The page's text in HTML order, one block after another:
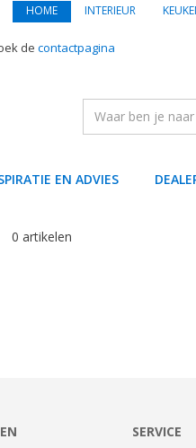
HOME INTERIEUR
de contactpagina
EN ADVIES
0 artikelen
SERVICE